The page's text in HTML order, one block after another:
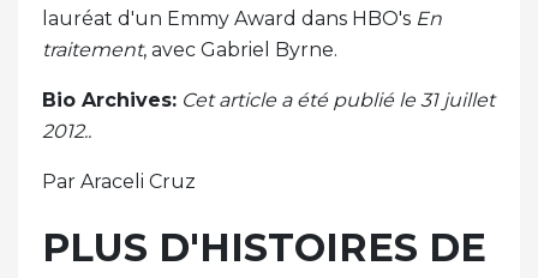
lauréat d'un Emmy Award dans HBO's En
traitement, avec Gabriel Byrne.
Bio Archives: Cet article a été publié le 31 juillet
2012..
Par Araceli Cruz
PLUS D'HISTOIRES DE